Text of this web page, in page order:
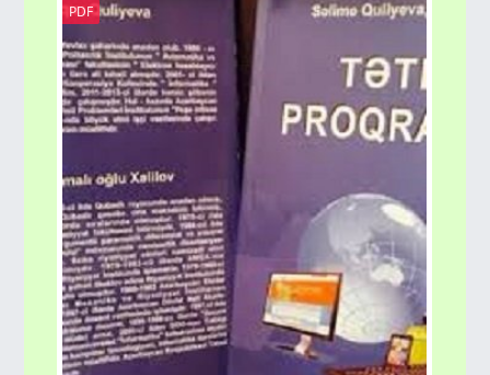
PDF